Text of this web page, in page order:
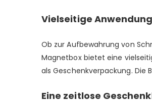
Vielseitige
Ob zur Aufbewahrung von
Magnetbox bietet eine
als Geschenkverpackung. Die
Eine zeitlose